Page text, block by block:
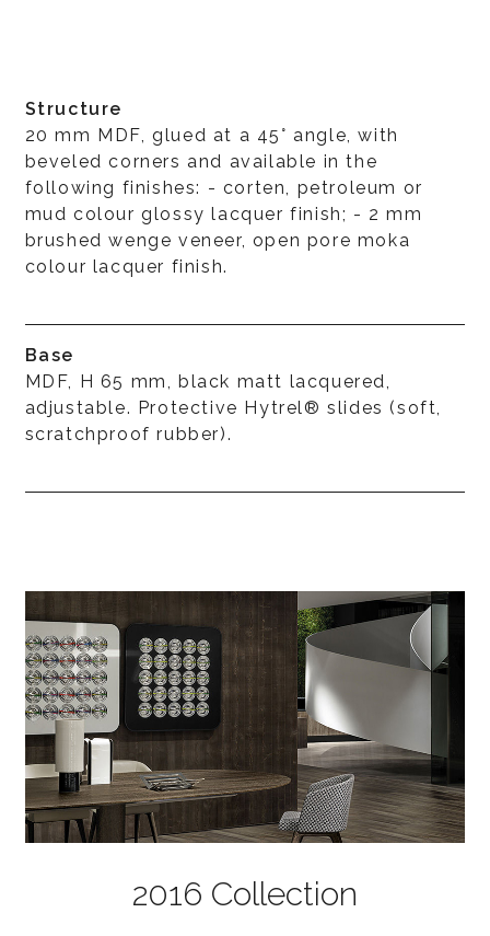
Structure
20 mm MDF, glued at a 45° angle, with
beveled corners and available in the
following finishes: - corten, petroleum or
mud colour glossy lacquer finish; - 2 mm
brushed wenge veneer, open pore moka
colour lacquer finish.
Base
MDF, H 65 mm, black matt lacquered,
adjustable. Protective Hytrel® slides (soft,
scratchproof rubber).
2016 Collection